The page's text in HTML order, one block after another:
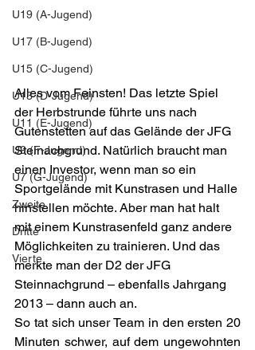
U19 (A-Jugend)
U17 (B-Jugend)
U15 (C-Jugend)
U13 (D-Jugend)
U11 (E-Jugend)
U9 (F-Jugend)
U7 (G-Jugend)
Zweite
Dritte
Vierte
Alles vom Feinsten! Das letzte Spiel
der Herbstrunde führte uns nach
Gutenstetten auf das Gelände der JFG
Steinachgrund. Natürlich braucht man
einen Investor, wenn man so ein
Sportgelände mit Kunstrasen und Halle
hinstellen möchte. Aber man hat halt
mit einem Kunstrasenfeld ganz andere
Möglichkeiten zu trainieren. Und das
merkte man der D2 der JFG
Steinnachgrund – ebenfalls Jahrgang
2013 – dann auch an.
So tat sich unser Team in den ersten 20
Minuten schwer, auf dem ungewohnten